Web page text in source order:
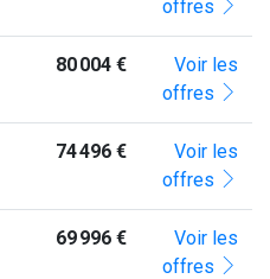
offres
80 004 €
Voir les
offres
74 496 €
Voir les
offres
69 996 €
Voir les
offres